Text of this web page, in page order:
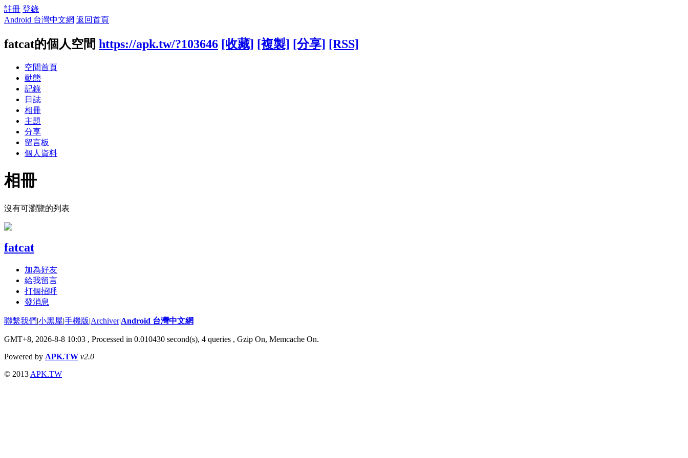
註冊 登錄
Android 台灣中文網 返回首頁
fatcat的個人空間 https://apk.tw/?103646 [收藏] [複製] [分享] [RSS]
空間首頁
動態
記錄
日誌
相冊
主題
分享
留言板
個人資料
相冊
沒有可瀏覽的列表
fatcat
加為好友
給我留言
打個招呼
發消息
聯繫我們|小黑屋|手機版|Archiver|Android 台灣中文網
GMT+8, 2026-8-8 10:03 , Processed in 0.010430 second(s), 4 queries , Gzip On, Memcache On.
Powered by APK.TW v2.0
© 2013 APK.TW